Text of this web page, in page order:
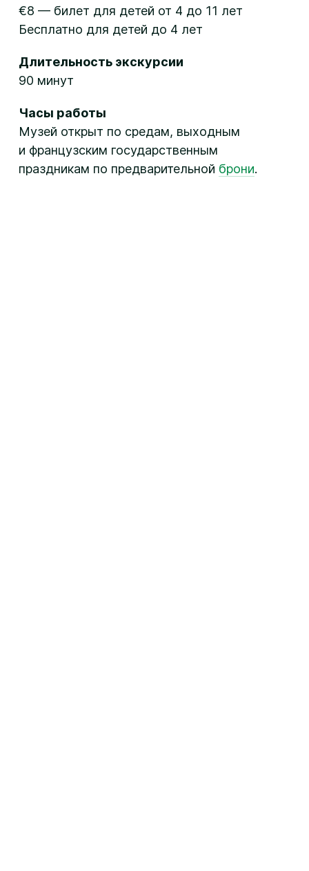
€8 — билет для детей от 4 до 11 лет
Бесплатно для детей до 4 лет
Длительность экскурсии
90 минут
Часы работы
Музей открыт по средам, выходным
и французским государственным
праздникам по предварительной брони.